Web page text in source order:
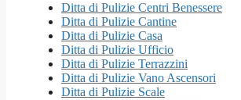
Ditta di Pulizie Centri Benessere
Ditta di Pulizie Cantine
Ditta di Pulizie Casa
Ditta di Pulizie Ufficio
Ditta di Pulizie Terrazzini
Ditta di Pulizie Vano Ascensori
Ditta di Pulizie Scale